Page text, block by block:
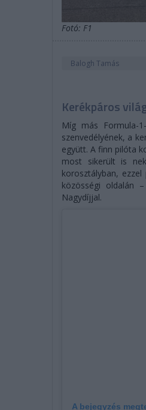
Fotó: F1
Balogh Tamás
Kerékpáros
Míg más Formula-
szenvedélyének, a
együtt. A finn pilóta
most sikerült is
korosztályban,
közösségi oldalán
Nagydíjjal.
A bejegyzés